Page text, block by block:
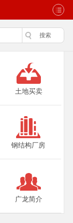
土地买卖
钢结构厂房
广龙简介